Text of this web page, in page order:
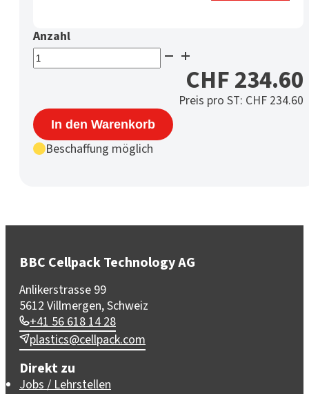
PETP
Rohr
mm
natur
Menge
CHF234.60
Preis pro ST: CHF 234.60
In den Warenkorb
Beschaffung möglich
BBC Cellpack Technology AG
Anlikerstrasse 99
5612 Villmergen, Schweiz
+41 56 618 14 28
plastics@cellpack.com
Direkt zu
Jobs / Lehrstellen